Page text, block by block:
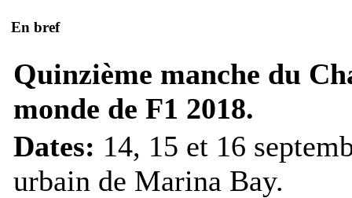
En bref
Quinzième manche du
monde de F1 2018.
Dates: 14, 15 et 16
urbain de Marina Bay.